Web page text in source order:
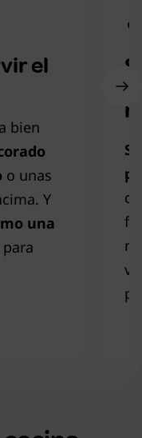
el
bien
o unas
Y
una
para